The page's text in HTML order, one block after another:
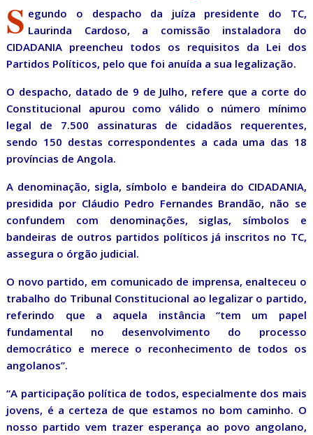
S egundo o despacho da juíza presidente do TC,
Laurinda Cardoso, a comissão instaladora do
CIDADANIA preencheu todos os requisitos da Lei dos
Partidos Políticos, pelo que foi anuída a sua legalização.
O despacho, datado de 9 de Julho, refere que a corte do
Constitucional apurou como válido o número mínimo
legal de 7.500 assinaturas de cidadãos requerentes,
sendo 150 destas correspondentes a cada uma das 18
províncias de Angola.
A denominação, sigla, símbolo e bandeira do CIDADANIA,
presidida por Cláudio Pedro Fernandes Brandão, não se
confundem com denominações, siglas, símbolos e
bandeiras de outros partidos políticos já inscritos no TC,
assegura o órgão judicial.
O novo partido, em comunicado de imprensa, enalteceu o
trabalho do Tribunal Constitucional ao legalizar o partido,
referindo que a aquela instância “tem um papel
fundamental no desenvolvimento do processo
democrático e merece o reconhecimento de todos os
angolanos”.
“A participação política de todos, especialmente dos mais
jovens, é a certeza de que estamos no bom caminho. O
nosso partido vem trazer esperança ao povo angolano,